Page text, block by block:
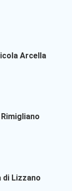
Arcella
di Lizzano